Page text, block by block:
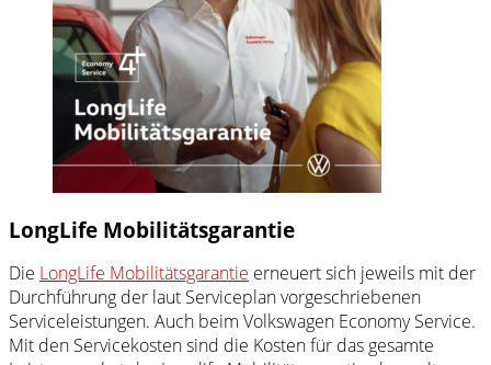
LongLife Mobilitätsgarantie
Die LongLife Mobilitätsgarantie erneuert sich jeweils mit der
Durchführung der laut Serviceplan vorgeschriebenen
Serviceleistungen. Auch beim Volkswagen EconomyService.
Mit den Servicekosten sind die Kosten für das gesamte